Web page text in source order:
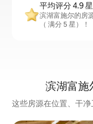
平均评分 4.9 星
滨湖富施尔的房
（ 满分 5 星）！
滨湖富施
这些房源在位置、干净